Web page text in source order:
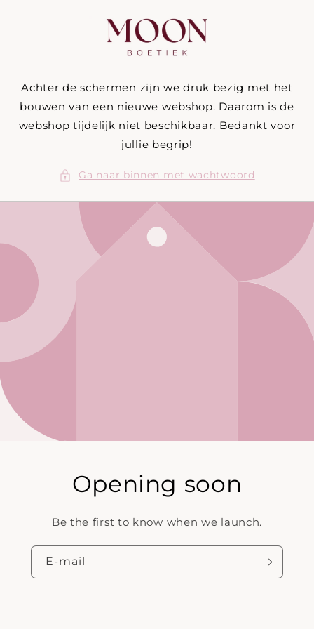
Achter de schermen zijn we druk bezig met het
bouwen van een nieuwe webshop. Daarom is de
webshop tijdelijk niet beschikbaar. Bedankt voor
jullie begrip!
Ga naar binnen met wachtwoord
Opening soon
Be the first to know when we launch.
E‑mail